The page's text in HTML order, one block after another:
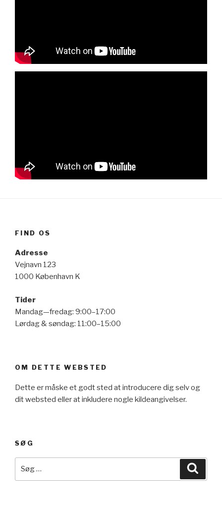
FIND OS
Adresse
Vejnavn 123
1000 København K
Tider
Mandag—fredag: 9:00–17:00
Lørdag & søndag: 11:00–15:00
OM DETTE WEBSTED
Dette er måske et godt sted at introducere dig selv og
dit websted eller at inkludere nogle kildeangivelser.
SØG
efter: